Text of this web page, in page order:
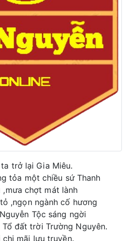
trở lại Gia Miêu.
tỏa một chiều sứ Thanh
,mưa chợt mát lành
,ngọn ngành cố hương
Tộc sáng ngời
Tổ đất trời Trường Nguyên.
chi mãi lưu truyền.